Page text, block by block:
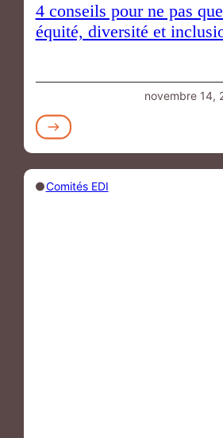
4 conseils pour ne pas
équité, diversité et
novembre 14,
Comités EDI